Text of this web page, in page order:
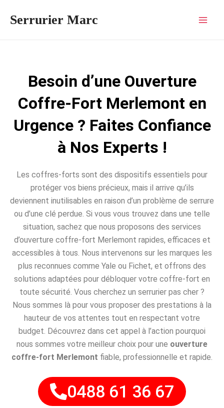
Serrurier Marc
Besoin d’une Ouverture
Coffre-Fort Merlemont en
Urgence ? Faites Confiance
à Nos Experts !
Les coffres-forts sont des dispositifs essentiels pour
protéger vos biens précieux, mais il arrive qu’ils
deviennent inutilisables en raison d’un problème de serrure
ou d’une clé perdue. Si vous vous trouvez dans une telle
situation, sachez que nous proposons des services
d’ouverture coffre-fort Merlemont rapides, efficaces et
accessibles à tous. Nous intervenons sur les marques les
plus reconnues comme Yale ou Fichet, et offrons des
solutions adaptées pour débloquer votre coffre-fort en
toute sécurité. Vous cherchez un serrurier pas cher ?
Nous sommes là pour vous proposer des prestations à la
hauteur de vos attentes tout en respectant votre
budget. Découvrez dans cet appel à l’action pourquoi
nous sommes votre meilleur choix pour une ouverture
coffre-fort Merlemont fiable, professionnelle et rapide.
0488 61 36 67